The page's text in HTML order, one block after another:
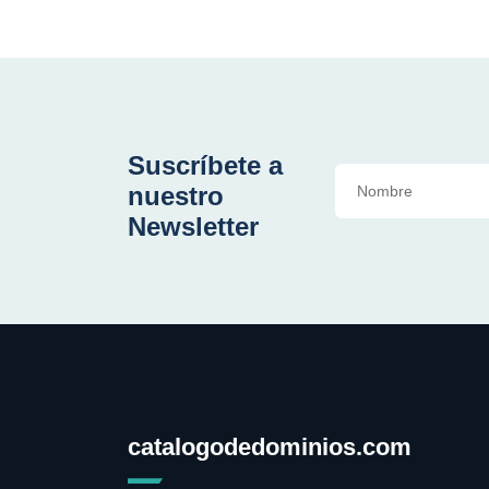
Suscríbete a
nuestro
Newsletter
catalogodedominios.com